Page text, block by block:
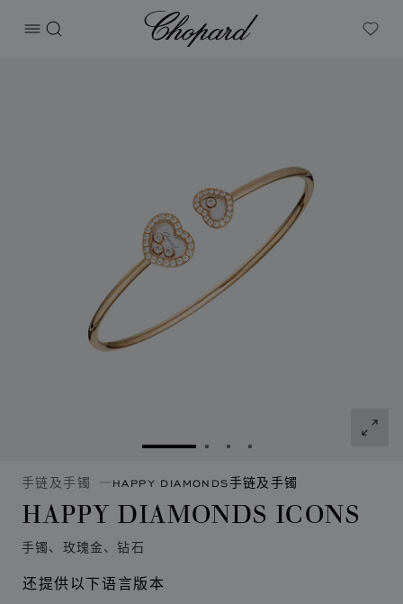
打开菜单
搜索
Chopard
My
转到幻灯片 1转到幻灯片 2
转到幻灯片 3
转到幻灯片 4
手链及手镯 HAPPY DIAMONDS手链及手镯
HAPPY DIAMONDS ICONS
手镯、玫瑰金、钻石
还提供以下语言版本